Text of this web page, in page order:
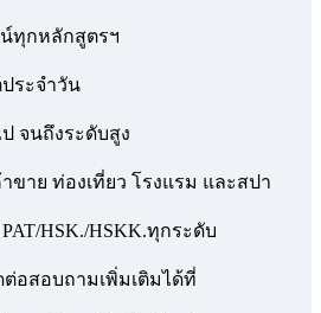
ทุกหลักสูตรฯ
ระจำวัน
จนถึงระดับสูง
ขาย ท่องเที่ยว โรงแรม และสปา
HSK./HSKK.ทุกระดับ
อสอบถามเพิ่มเติมได้ที่